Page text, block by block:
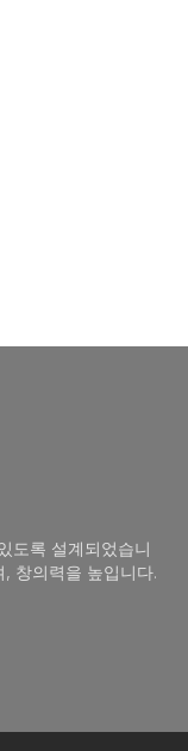
도록 설계되었습니
창의력을 높입니다.